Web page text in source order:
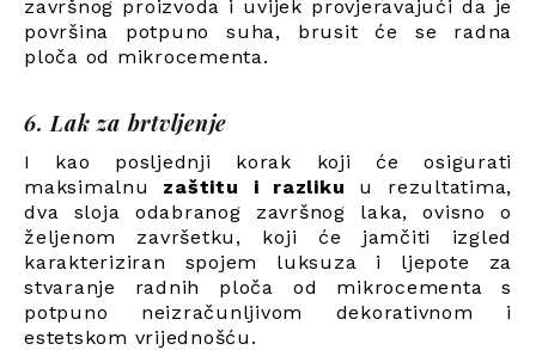
završnog proizvoda i uvijek provjeravajući da je
površina potpuno suha, brusit će se radna
ploča od mikrocementa.
6. Lak za brtvljenje
I kao posljednji korak koji će osigurati
maksimalnu zaštitu i razliku u rezultatima,
dva sloja odabranog završnog laka, ovisno o
željenom završetku, koji će jamčiti izgled
karakteriziran spojem luksuza i ljepote za
stvaranje radnih ploča od mikrocementa s
potpuno neizračunljivom dekorativnom i
estetskom vrijednošću.